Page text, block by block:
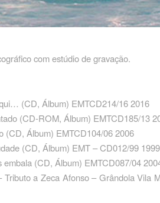
com estúdio de gravação.
‎(CD, Álbum) EMTCD214/16 2016
‎(CD-ROM, Álbum) EMTCD185/13
‎(CD, Álbum) EMTCD104/06 2006
‎(CD, Álbum) EMT – CD012/99 1999
‎(CD, Álbum) EMTCD087/04
Tributo a Zeca Afonso – Grândola Vila